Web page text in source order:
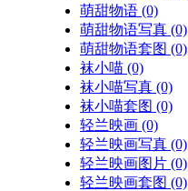
萌甜物语 (0)
萌甜物语写真 (0)
萌甜物语套图 (0)
袜小喵 (0)
袜小喵写真 (0)
袜小喵套图 (0)
轻兰映画 (0)
轻兰映画写真 (0)
轻兰映画图片 (0)
轻兰映画套图 (0)